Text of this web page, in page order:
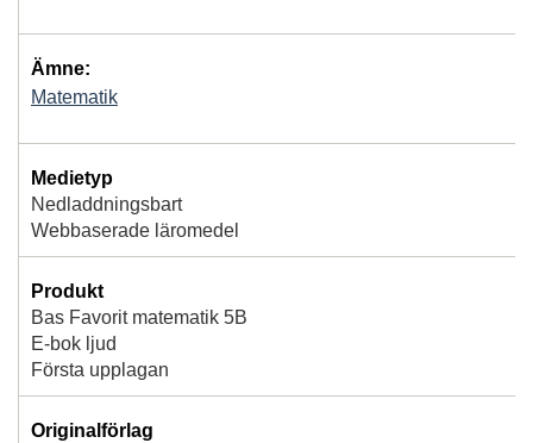
Ämne:
Matematik
Medietyp
Nedladdningsbart
Webbaserade läromedel
Produkt
Bas Favorit matematik 5B
E-bok ljud
Första upplagan
Originalförlag